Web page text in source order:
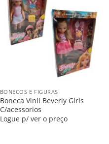
Lista
BONECOS E FIGURAS
Boneca Vinil Beverly Girls
C/acessorios
Logue p/ ver o preço